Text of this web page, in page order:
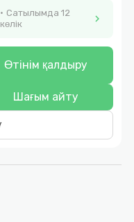
Сатылымда 12
көлік
chevron_right
Өтінім қалдыру
Шағым айту